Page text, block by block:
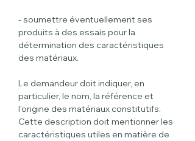
- soumettre éventuellement ses
produits à des essais pour la
détermination des caractéristiques
des matériaux.
Le demandeur doit indiquer, en
particulier, le nom, la référence et
l'origine des matériaux constitutifs.
Cette description doit mentionner les
caractéristiques utiles en matière de